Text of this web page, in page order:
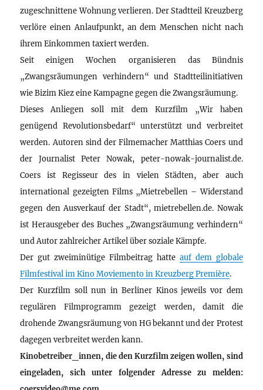
zugeschnittene Wohnung verlieren. Der Stadtteil Kreuzberg
verlöre einen Anlaufpunkt, an dem Menschen nicht nach
ihrem Einkommen taxiert werden.
Seit einigen Wochen organisieren das Bündnis
„Zwangsräumungen verhindern“ und Stadtteilinitiativen
wie Bizim Kiez eine Kampagne gegen die Zwangsräumung.
Dieses Anliegen soll mit dem Kurzfilm „Wir haben
genügend Revolutionsbedarf“ unterstützt und verbreitet
werden. Autoren sind der Filmemacher Matthias Coers und
der Journalist Peter Nowak, peter-nowak-journalist.de.
Coers ist Regisseur des in vielen Städten, aber auch
international gezeigten Films „Mietrebellen – Widerstand
gegen den Ausverkauf der Stadt“, mietrebellen.de. Nowak
ist Herausgeber des Buches „Zwangsräumung verhindern“
und Autor zahlreicher Artikel über soziale Kämpfe.
Der gut zweiminütige Filmbeitrag hatte auf dem globale
Filmfestival im Kino Moviemento in Kreuzberg Première.
Der Kurzfilm soll nun in Berliner Kinos jeweils vor dem
regulären Filmprogramm gezeigt werden, damit die
drohende Zwangsräumung von HG bekannt und der Protest
dagegen verbreitet werden kann.
Kinobetreiber_innen, die den Kurzfilm zeigen wollen, sind
eingeladen, sich unter folgender Adresse zu melden: